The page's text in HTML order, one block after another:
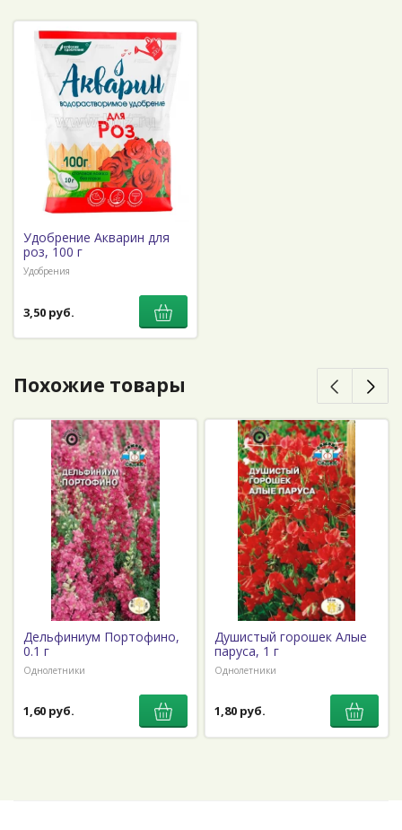
Удобрение Акварин для
роз, 100 г
Удобрения
3,50 руб.
Похожие товары
Дельфиниум Портофино,
0.1 г
Однолетники
1,60 руб.
Душистый горошек Алые
паруса, 1 г
Однолетники
1,80 руб.